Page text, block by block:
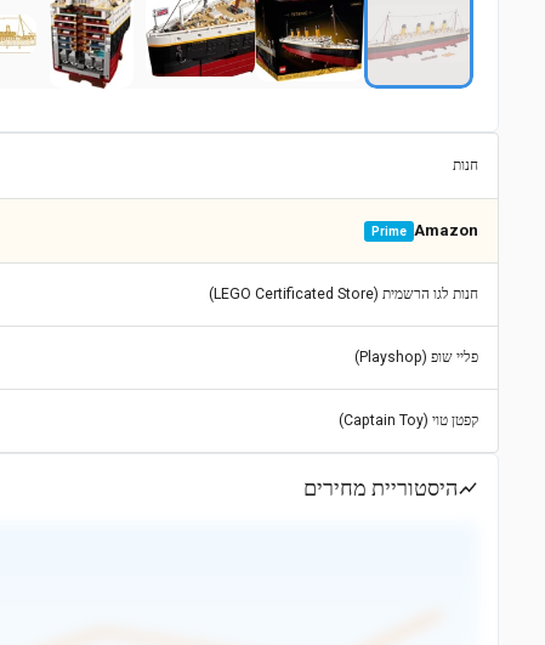
חנות
Amazon
Prime
חנות לגו הרשמית (LEGO Certificated Store)
פליי שופ (Playshop)
קפטן טוי (Captain Toy)
היסטוריית מחירים